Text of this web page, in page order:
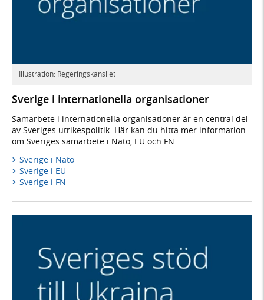
Illustration: Regeringskansliet
Sverige i internationella organisationer
Samarbete i internationella organisationer är en central del
av Sveriges utrikespolitik. Här kan du hitta mer information
om Sveriges samarbete i Nato, EU och FN.
Sverige i Nato
Sverige i EU
Sverige i FN